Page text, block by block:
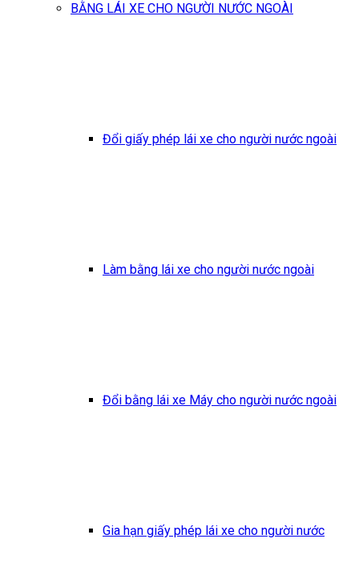
BẰNG LÁI XE CHO NGƯỜI NƯỚC NGOÀI
Đổi giấy phép lái xe cho người nước ngoài
Làm bằng lái xe cho người nước ngoài
Đổi bằng lái xe Máy cho người nước ngoài
Gia hạn giấy phép lái xe cho người nước